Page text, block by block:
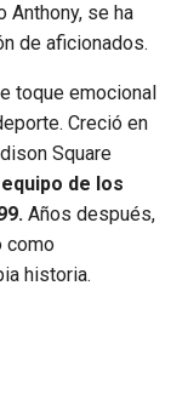
Anthony, se ha
de aficionados.
toque emocional
Creció en
Square
de los
Años después,
como
historia.